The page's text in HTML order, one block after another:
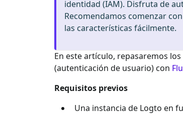
identidad (IAM). Disfruta de
Recomendamos comenzar
las características fácilmente.
En este artículo, repasaremos
(autenticación de usuario) con
Requisitos previos
Una instancia de Logto en